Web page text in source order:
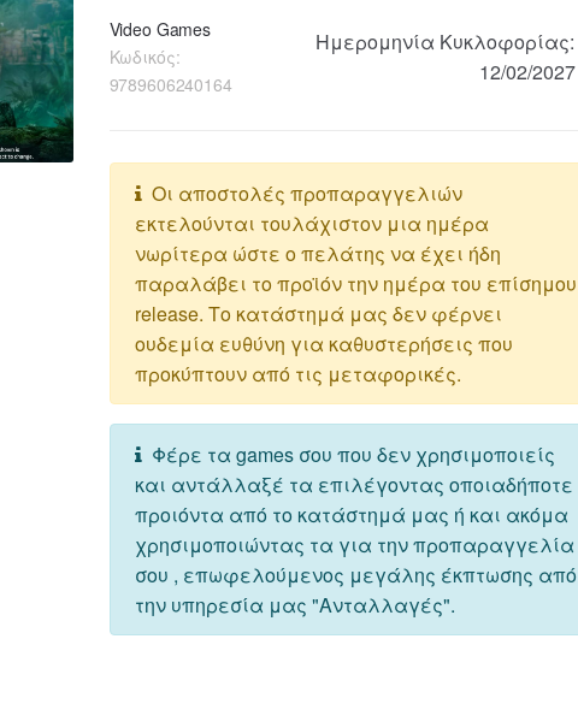
Video Games
Κωδικός:
9789606240164
Ημερομηνία Κυκλοφορίας:
12/02/2027
Οι αποστολές προπαραγγελιών
εκτελούνται τουλάχιστον μια ημέρα
νωρίτερα ώστε ο πελάτης να έχει ήδη
παραλάβει το προϊόν την ημέρα του επίσημου
release. Το κατάστημά μας δεν φέρνει
ουδεμία ευθύνη για καθυστερήσεις που
προκύπτουν από τις μεταφορικές.
Φέρε τα games σου που δεν χρησιμοποιείς
και αντάλλαξέ τα επιλέγοντας οποιαδήποτε
προιόντα από το κατάστημά μας ή και ακόμα
χρησιμοποιώντας τα για την προπαραγγελία
σου , επωφελούμενος μεγάλης έκπτωσης από
την υπηρεσία μας "Ανταλλαγές".